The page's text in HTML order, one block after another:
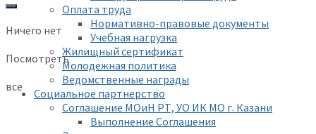
Ничего нет
Посмотреть
все
Оплата труда
Нормативно-правовые документы
Учебная нагрузка
Жилищный сертификат
Молодежная политика
Ведомственные награды
Социальное партнерство
Соглашение МОиН РТ, УО ИК МО г. Казани
Выполнение Соглашения